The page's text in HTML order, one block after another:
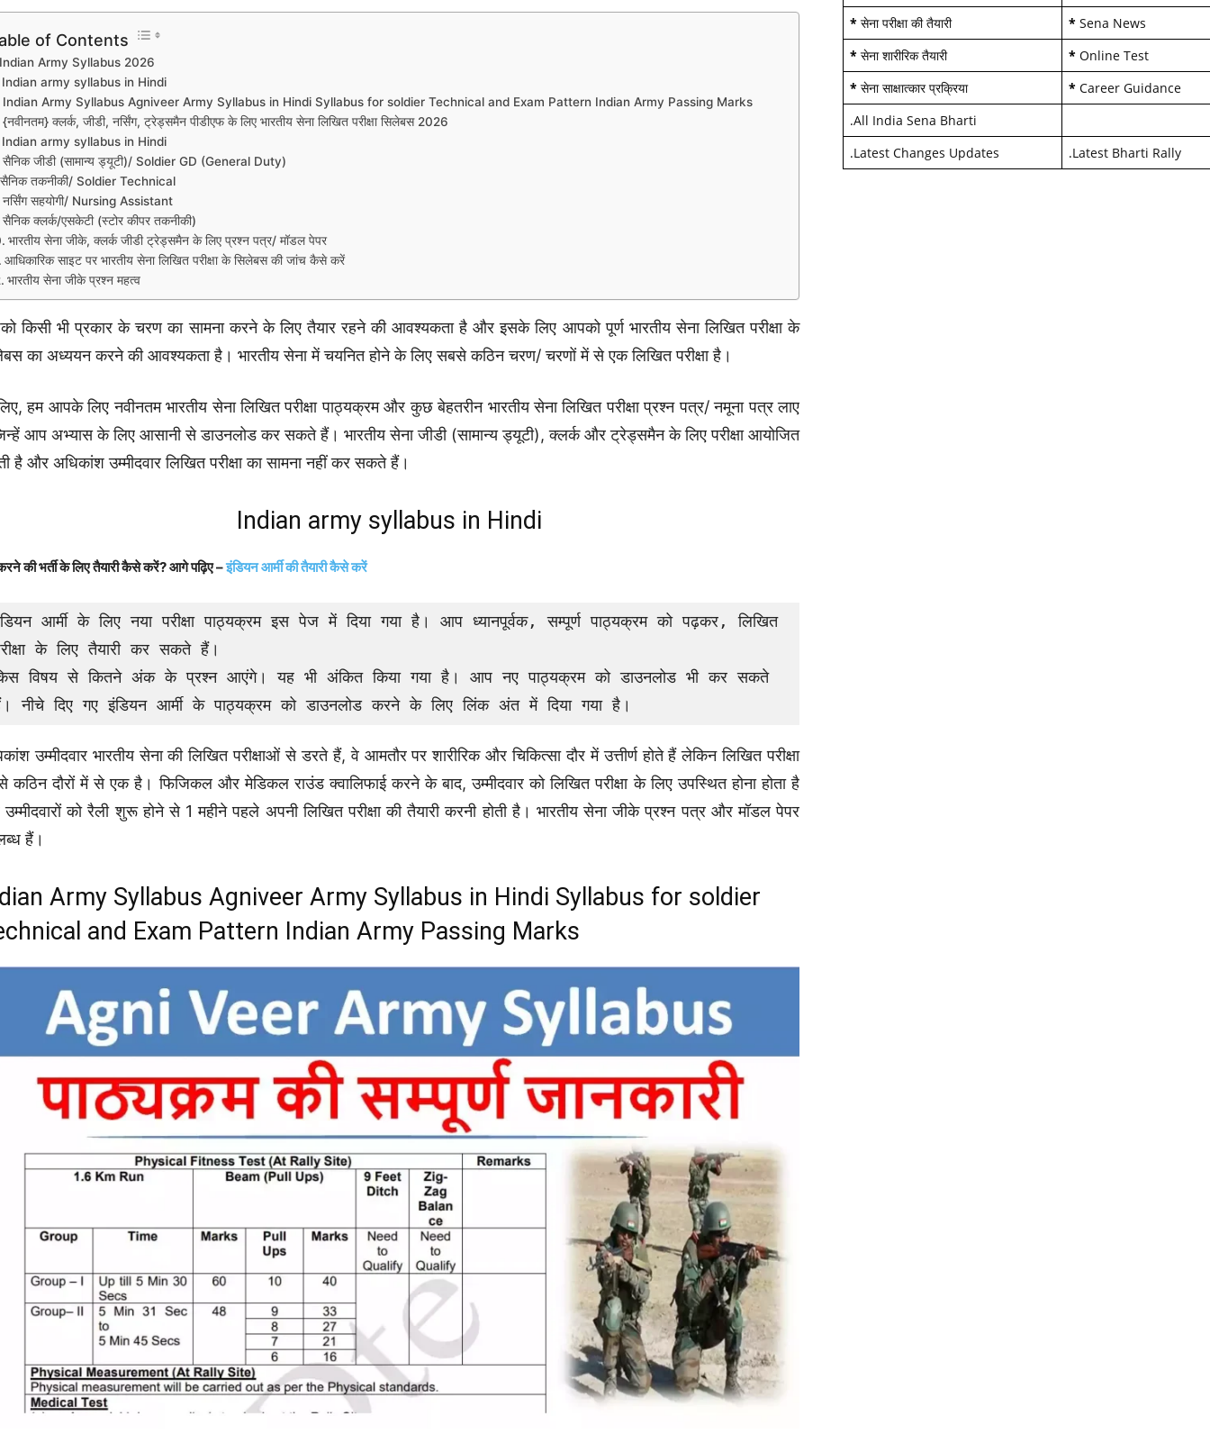
of Contents
Army Syllabus 2026
Indian army syllabus in Hindi
Indian Army Syllabus Agniveer Army Syllabus in Hindi Syllabus for soldier Technical and Exam Pattern Indian Army Passing Marks
{नवीनतम} क्लर्क, जीडी, नर्सिंग, ट्रेड्समैन पीडीएफ के लिए भारतीय सेना लिखित परीक्षा सिलेबस 2026
Indian army syllabus in Hindi
सैनिक जीडी (सामान्य ड्यूटी)/ Soldier GD (General Duty)
सैनिक तकनीकी/ Soldier Technical
नर्सिंग सहयोगी/ Nursing Assistant
सैनिक क्लर्क/एसकेटी (स्टोर कीपर तकनीकी)
भारतीय सेना जीके, क्लर्क जीडी ट्रेड्समैन के लिए प्रश्न पत्र/ मॉडल पेपर
आधिकारिक साइट पर भारतीय सेना लिखित परीक्षा के सिलेबस की जांच कैसे करें
भारतीय सेना जीके प्रश्न महत्व
किसी भी प्रकार के चरण का सामना करने के लिए तैयार रहने की आवश्यकता है और इसके लिए आपको पूर्ण भारतीय सेना लिखित परीक्षा के
का अध्ययन करने की आवश्यकता है। भारतीय सेना में चयनित होने के लिए सबसे कठिन चरण/ चरणों में से एक लिखित परीक्षा है।
हम आपके लिए नवीनतम भारतीय सेना लिखित परीक्षा पाठ्यक्रम और कुछ बेहतरीन भारतीय सेना लिखित परीक्षा प्रश्न पत्र/ नमूना पत्र लाए
आप अभ्यास के लिए आसानी से डाउनलोड कर सकते हैं। भारतीय सेना जीडी (सामान्य ड्यूटी), क्लर्क और ट्रेड्समैन के लिए परीक्षा आयोजित
है और अधिकांश उम्मीदवार लिखित परीक्षा का सामना नहीं कर सकते हैं।
Indian army syllabus in Hindi
की भर्ती के लिए तैयारी कैसे करें? आगे पढ़िए –इंडियन आर्मी की तैयारी कैसे करें
आर्मी के लिए नया परीक्षा पाठ्यक्रम इस पेज में दिया गया है। आप ध्यानपूर्वक, सम्पूर्ण पाठ्यक्रम को पढ़कर, लिखित
के लिए तैयारी कर सकते हैं।
विषय से कितने अंक के प्रश्न आएंगे। यह भी अंकित किया गया है। आप नए पाठ्यक्रम को डाउनलोड भी कर सकते
नीचे दिए गए इंडियन आर्मी के पाठ्यक्रम को डाउनलोड करने के लिए लिंक अंत में दिया गया है।
उम्मीदवार भारतीय सेना की लिखित परीक्षाओं से डरते हैं, वे आमतौर पर शारीरिक और चिकित्सा दौर में उत्तीर्ण होते हैं लेकिन लिखित परीक्षा
कठिन दौरों में से एक है। फिजिकल और मेडिकल राउंड क्वालिफाई करने के बाद, उम्मीदवार को लिखित परीक्षा के लिए उपस्थित होना होता है
को रैली शुरू होने से 1 महीने पहले अपनी लिखित परीक्षा की तैयारी करनी होती है। भारतीय सेना जीके प्रश्न पत्र और मॉडल पेपर
हैं।
Army Syllabus Agniveer Army Syllabus in Hindi Syllabus for soldier
and Exam Pattern Indian Army Passing Marks
* सेना परीक्षा की तैयारी * Sena News
* सेना शारीरिक तैयारी * Online Test
* सेना साक्षात्कार प्रक्रिया * Career Guidance
.All India Sena Bharti
.Latest Changes Updates .Latest Bharti Rally